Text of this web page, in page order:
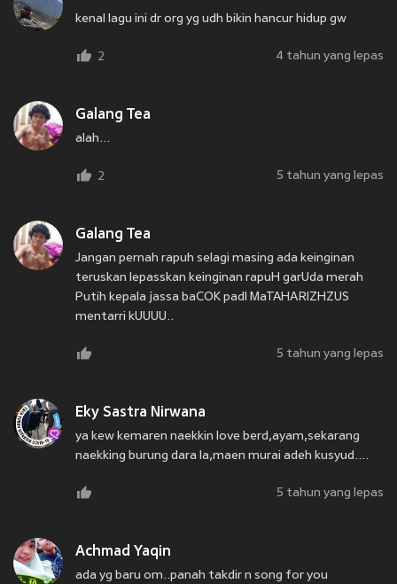
kenal lagu ini dr org yg udh bikin hancur hidup gw
2 4 tahun yang lepas
Galang Tea
alah...
2 5 tahun yang lepas
Galang Tea
Jangan pernah rapuh selagi masing ada keinginan
teruskan lepasskan keinginan rapuH garUda merah
Putih kepala jassa baCOK padI MaTAHARIZHZUS
mentarri kUUUU..
5 tahun yang lepas
Eky Sastra Nirwana
ya kew kemaren naekkin love berd,ayam,sekarang
naekking burung dara la,maen murai adeh kusyud....
5 tahun yang lepas
Achmad Yaqin
ada yg baru om..panah takdir n song for you